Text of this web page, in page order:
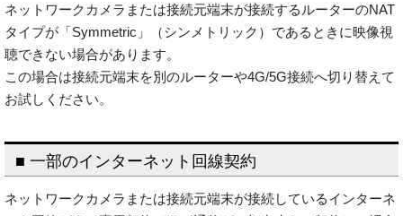
ネットワークカメラまたは接続元端末が接続するルーターのNAT
タイプが「Symmetric」（シンメトリック）であるときに映像視
聴できない場合があります。
この場合は接続元端末を別のルーターや4G/5G接続へ切り替えて
お試しください。
■ 一部のインターネット回線契約
ネットワークカメラまたは接続元端末が接続しているインターネ